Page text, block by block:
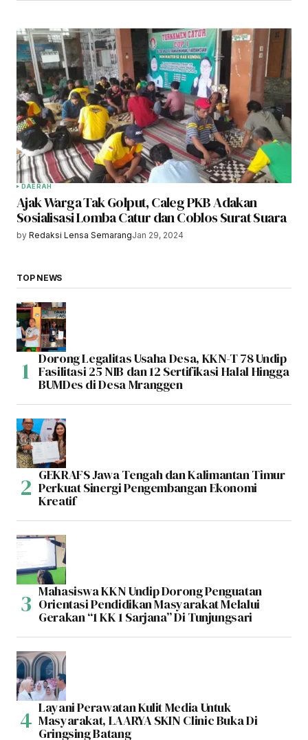
DAERAH
Ajak Warga Tak Golput, Caleg PKB Adakan
Sosialisasi Lomba Catur dan Coblos Surat Suara
by Redaksi Lensa SemarangJan 29, 2024
TOP NEWS
Dorong Legalitas Usaha Desa, KKN-T 78 Undip
Fasilitasi 25 NIB dan 12 Sertifikasi Halal Hingga
BUMDes di Desa Mranggen
GEKRAFS Jawa Tengah dan Kalimantan Timur
Perkuat Sinergi Pengembangan Ekonomi
Kreatif
Mahasiswa KKN Undip Dorong Penguatan
Orientasi Pendidikan Masyarakat Melalui
Gerakan “1 KK 1 Sarjana” Di Tunjungsari
Layani Perawatan Kulit Media Untuk
Masyarakat, LAARYA SKIN Clinic Buka Di
Gringsing Batang